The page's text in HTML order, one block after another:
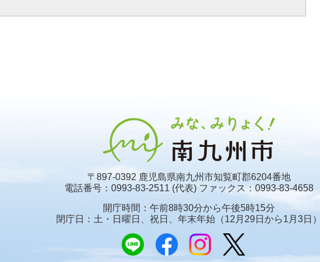
〒897-0392 鹿児島県南九州市知覧町郡6204番地
電話番号：0993-83-2511 (代表) ファックス：0993-83-4658
開庁時間：午前8時30分から午後5時15分
閉庁日：土・日曜日、祝日、年末年始 （12月29日から1月3日